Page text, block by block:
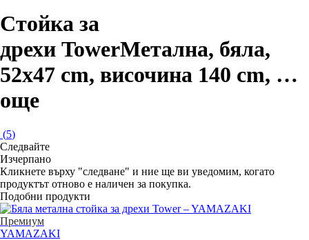
Стойка за
дрехи TowerМетална, бяла,
52x47 cm, височина 140 cm, …
още
(5)
Следвайте
Изчерпанo
Кликнете върху "следване" и ние ще ви уведомим, когато
продуктът отново е наличен за покупка.
Подобни продукти
Премиум
YAMAZAKI